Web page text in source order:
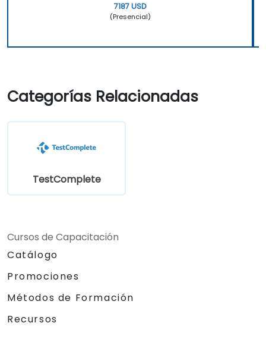
7187 USD
(Presencial)
Categorías Relacionadas
TestComplete
Cursos de Capacitación
Catálogo
Promociones
Métodos de Formación
Recursos